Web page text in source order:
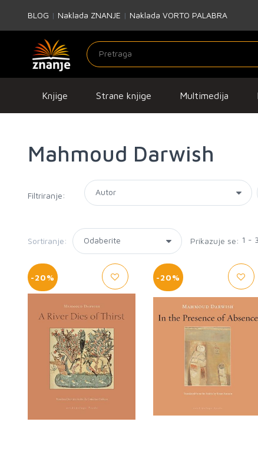
BLOG | Naklada ZNANJE | Naklada VORTO PALABRA
Knjige Strane knjige Multimedija
Mahmoud Darwish
Filtriranje:
Sortiranje: Prikazuje se: 1 -
-20% -20%